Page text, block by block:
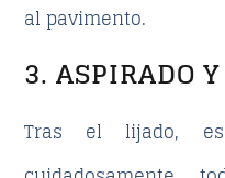
al pavimento.
3. ASPIRADO
Tras el lijado, es